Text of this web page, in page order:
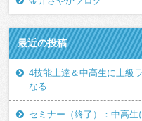
最近の投稿
4技能上達＆中高生に上級
なる
セミナー（終了）：中高